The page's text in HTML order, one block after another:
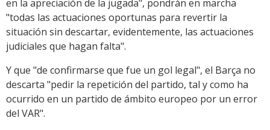
en la apreciación de la jugada", pondrán en marcha
"todas las actuaciones oportunas para revertir la
situación sin descartar, evidentemente, las actuaciones
judiciales que hagan falta".
Y que "de confirmarse que fue un gol legal", el Barça no
descarta "pedir la repetición del partido, tal y como ha
ocurrido en un partido de ámbito europeo por un error
del VAR".